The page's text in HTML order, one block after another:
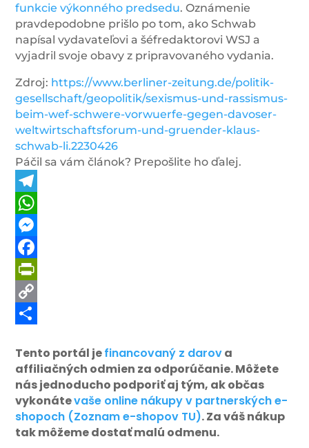
funkcie výkonného predsedu. Oznámenie
pravdepodobne prišlo po tom, ako Schwab
napísal vydavateľovi a šéfredaktorovi WSJ a
vyjadril svoje obavy z pripravovaného vydania.
Zdroj: https://www.berliner-zeitung.de/politik-
gesellschaft/geopolitik/sexismus-und-rassismus-
beim-wef-schwere-vorwuerfe-gegen-davoser-
weltwirtschaftsforum-und-gruender-klaus-
schwab-li.2230426
Páčil sa vám článok? Prepošlite ho ďalej.
Telegram
WhatsApp
Messenger
Facebook
PrintFriendly
Copy
Tento portál jefinancovaný z darova
affiliačných odmien za odporúčanie. Môžete
nás jednoducho podporiť aj tým, ak občas
vykonátevaše online nákupy v partnerských e-
shopoch (Zoznam e-shopov TU). Za váš nákup
tak môžeme dostať malú odmenu.